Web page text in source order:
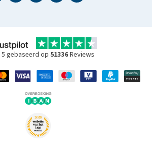
gebaseerd op 51336Reviews